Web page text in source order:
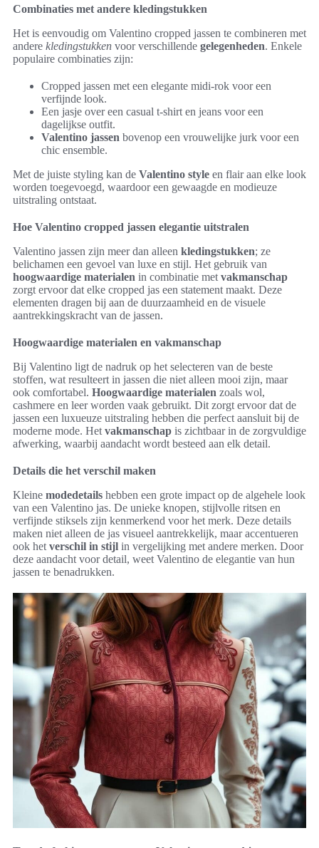
Combinaties met andere kledingstukken
Het is eenvoudig om Valentino cropped jassen te combineren met
andere kledingstukken voor verschillende gelegenheden. Enkele
populaire combinaties zijn:
Cropped jassen met een elegante midi-rok voor een
verfijnde look.
Een jasje over een casual t-shirt en jeans voor een
dagelijkse outfit.
Valentino jassen bovenop een vrouwelijke jurk voor een
chic ensemble.
Met de juiste styling kan de Valentino style en flair aan elke look
worden toegevoegd, waardoor een gewaagde en modieuze
uitstraling ontstaat.
Hoe Valentino cropped jassen elegantie uitstralen
Valentino jassen zijn meer dan alleen kledingstukken; ze
belichamen een gevoel van luxe en stijl. Het gebruik van
hoogwaardige materialen in combinatie met vakmanschap
zorgt ervoor dat elke cropped jas een statement maakt. Deze
elementen dragen bij aan de duurzaamheid en de visuele
aantrekkingskracht van de jassen.
Hoogwaardige materialen en vakmanschap
Bij Valentino ligt de nadruk op het selecteren van de beste
stoffen, wat resulteert in jassen die niet alleen mooi zijn, maar
ook comfortabel. Hoogwaardige materialen zoals wol,
cashmere en leer worden vaak gebruikt. Dit zorgt ervoor dat de
jassen een luxueuze uitstraling hebben die perfect aansluit bij de
moderne mode. Het vakmanschap is zichtbaar in de zorgvuldige
afwerking, waarbij aandacht wordt besteed aan elk detail.
Details die het verschil maken
Kleine modedetails hebben een grote impact op de algehele look
van een Valentino jas. De unieke knopen, stijlvolle ritsen en
verfijnde stiksels zijn kenmerkend voor het merk. Deze details
maken niet alleen de jas visueel aantrekkelijk, maar accentueren
ook het verschil in stijl in vergelijking met andere merken. Door
deze aandacht voor detail, weet Valentino de elegantie van hun
jassen te benadrukken.